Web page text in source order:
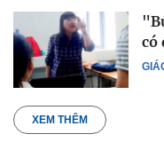
có
XEM THÊM